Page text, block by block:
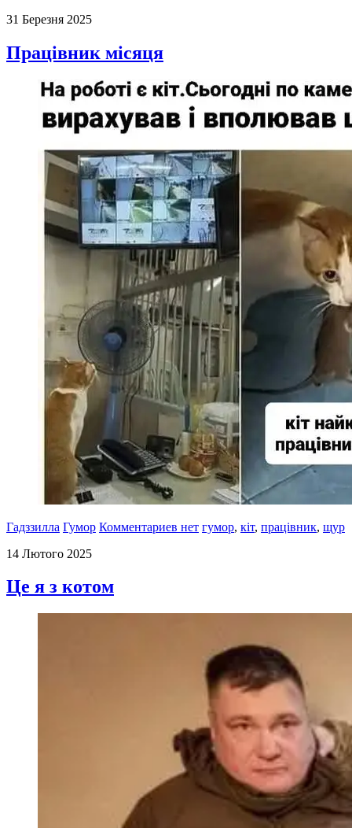
31 Березня 2025
Працівник місяця
Гадззилла Гумор Комментариев нет гумор, кіт, працівник, щур
14 Лютого 2025
Це я з котом